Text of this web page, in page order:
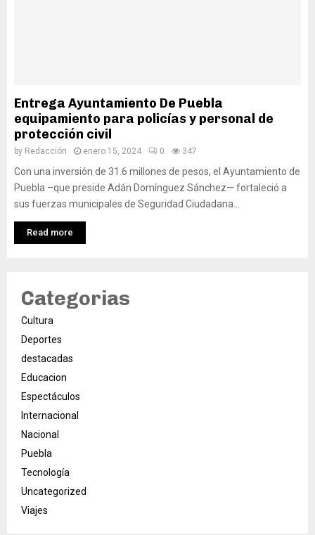
Entrega Ayuntamiento De Puebla
equipamiento para policías y personal de
protección civil
by Redacción enero 15, 2024 0 347
Con una inversión de 31.6 millones de pesos, el Ayuntamiento de
Puebla –que preside Adán Domínguez Sánchez— fortaleció a
sus fuerzas municipales de Seguridad Ciudadana...
Read more
Categorias
Cultura
Deportes
destacadas
Educacion
Espectáculos
Internacional
Nacional
Puebla
Tecnología
Uncategorized
Viajes